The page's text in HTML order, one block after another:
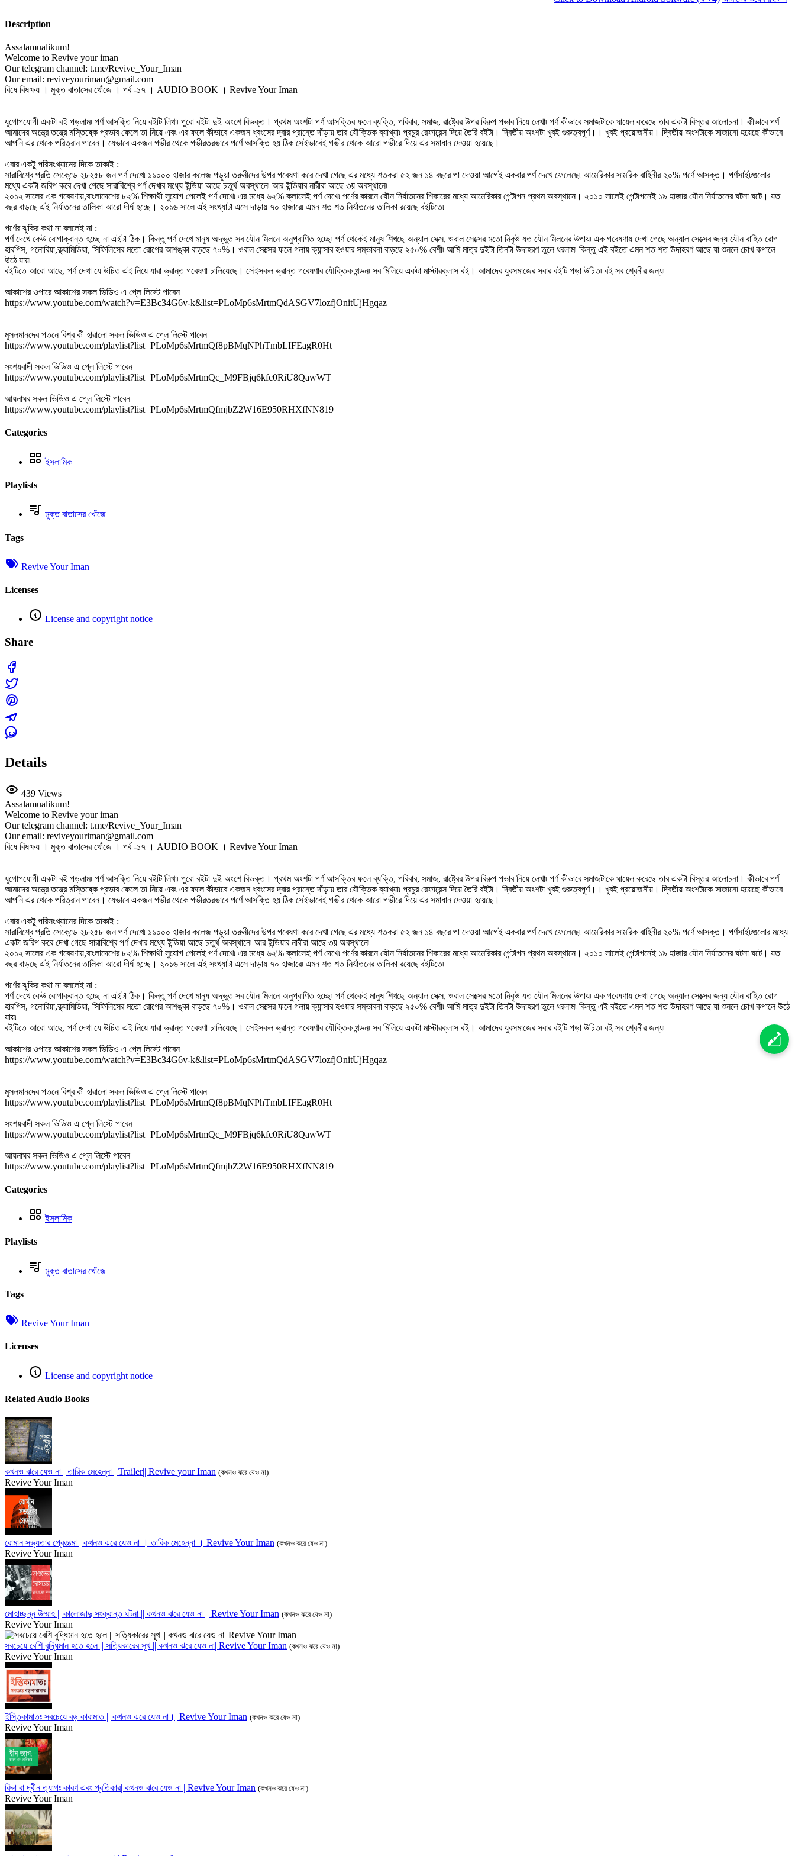
Description
Assalamualikum!
Welcome to Revive your iman
Our telegram channel: t.me/Revive_Your_Iman
Our email: reviveyouriman@gmail.com
বিষে বিষক্ষয় । মুক্ত বাতাসের খোঁজে । পর্ব -১৭ । AUDIO BOOK । Revive Your Iman
যুগোপযোগী একটা বই পড়লাম৷ পর্ণ আসক্তি নিয়ে বইটি লিখা৷ পুরো বইটা দুই অংশে বিভক্ত। প্রথম অংশটা পর্ণ আসক্তির ফলে ব্যক্তি, পরিবার, সমাজ, রাষ্ট্রের উপর বিরুপ পভাব নিয়ে লেখা৷ পর্ণ কীভাবে সমাজটাকে ঘায়েল করেছে তার একটা বিস্তর আলোচনা। কীভাবে পর্ণ
আমাদের অন্ত্রে তন্ত্রে মস্তিষ্কে প্রভাব ফেলে তা নিয়ে এবং এর ফলে কীভাবে একজন ধ্বংসের দ্বার প্রান্তে দাঁড়ায় তার যৌক্তিক ব্যাখ্যা৷ প্রচুর রেফারেন্স দিয়ে তৈরি বইটা। দ্বিতীয় অংশটা খুবই গুরুত্বপূর্ণ।। খুবই প্রয়োজনীয়। দ্বিতীয় অংশটাকে সাজানো হয়েছে কীভাবে
আপনি এর থেকে পরিত্রান পাবেন। যেভাবে একজন গভীর থেকে গভীরতরভাবে পর্ণে আসক্তি হয় ঠিক সেইভাবেই গভীর থেকে আরো গভীরে দিয়ে এর সমাধান দেওয়া হয়েছে।
এবার একটু পরিসংখ্যানের দিকে তাকাই :
সারাবিশ্বে প্রতি সেকেন্ডে ২৮২৫৮ জন পর্ণ দেখে৷ ১১০০০ হাজার কলেজ পড়ুয়া তরুনীদের উপর গবেষণা করে দেখা গেছে এর মধ্যে শতকরা ৫২ জন ১৪ বছরে পা দেওয়া আগেই একবার পর্ণ দেখে ফেলেছে৷ আমেরিকার সামরিক বাহিনীর ২০% পর্ণে আসক্ত। পর্ণসাইটগুলোর
মধ্যে একটা জরিপ করে দেখা গেছে সারাবিশ্বে পর্ণ দেখার মধ্যে ইন্ডিয়া আছে চতুর্থ অবস্থানে৷ আর ইন্ডিয়ার নারীরা আছে ৩য় অবস্থানে৷
২০১২ সালের এক গবেষণায়,বাংলাদেশের ৮২% শিক্ষার্থী সুযোগ পেলেই পর্ণ দেখে৷ এর মধ্যে ৬২% ক্লাসেই পর্ণ দেখে৷ পর্ণের কারনে যৌন নির্যাতনের শিকারের মধ্যে আমেরিকার পেন্টাগন প্রথম অবস্থানে। ২০১০ সালেই পেন্টাগনেই ১৯ হাজার যৌন নির্যাতনের ঘটনা ঘটে। যত
বছর বাড়ছে এই নির্যাতনের তালিকা আরো দীর্ঘ হচ্ছে। ২০১৬ সালে এই সংখ্যাটা এসে দাড়ায় ৭০ হাজারে৷ এমন শত শত নির্যাতনের তালিকা রয়েছে বইটিতে৷
পর্ণের ঝুকির কথা না বললেই না :
পর্ণ দেখে কেউ রোগাক্রান্ত হচ্ছে না এইটা ঠিক। কিন্তু পর্ণ দেখে মানুষ অদ্ভুত সব যৌন মিলনে অনুপ্রাণিত হচ্ছে৷ পর্ণ থেকেই মানুষ শিখছে অন্যাল সেক্স, ওরাল সেক্সের মতো নিকৃষ্ট যত যৌন মিলনের উপায়৷ এক গবেষণায় দেখা গেছে অন্যাল সেক্সের জন্য যৌন বাহিত রোগ
হারপিস, গনোরিয়া,ক্ল্যামিডিয়া, সিফিলিসের মতো রোগের আশঙ্কা বাড়ছে ৭০%। ওরাল সেক্সের ফলে গলায় ক্যান্সার হওয়ার সম্ভাবনা বাড়ছে ২৫০% বেশী৷ আমি মাত্র দুইটা তিনটা উদাহরণ তুলে ধরলাম৷ কিন্তু এই বইতে এমন শত শত উদাহরণ আছে যা শুনলে চোখ কপালে
উঠে যায়৷
বইটিতে আরো আছে, পর্ণ দেখা যে উচিত এই নিয়ে যারা ভ্রান্ত গবেষণা চালিয়েছে। সেইসকল ভ্রান্ত গবেষণার যৌক্তিক খন্ডন৷ সব মিলিয়ে একটা মাস্টারক্লাস বই। আমাদের যুবসমাজের সবার বইটি পড়া উচিত৷ বই সব শ্রেনীর জন্য৷
আকাশের ওপারে আকাশের সকল ভিডিও এ প্লে লিস্টে পাবেন
https://www.youtube.com/watch?v=E3Bc34G6v-k&list=PLoMp6sMrtmQdASGV7lozfjOnitUjHgqaz
মুসলমানদের পতনে বিশ্ব কী হারালো সকল ভিডিও এ প্লে লিস্টে পাবেন
https://www.youtube.com/playlist?list=PLoMp6sMrtmQf8pBMqNPhTmbLIFEagR0Ht
সংশয়বাদী সকল ভিডিও এ প্লে লিস্টে পাবেন
https://www.youtube.com/playlist?list=PLoMp6sMrtmQc_M9FBjq6kfc0RiU8QawWT
আয়নাঘর সকল ভিডিও এ প্লে লিস্টে পাবেন
https://www.youtube.com/playlist?list=PLoMp6sMrtmQfmjbZ2W16E950RHXfNN819
Categories
ইসলামিক
Playlists
মুক্ত বাতাসের খোঁজে
Tags
Revive Your Iman
Licenses
License and copyright notice
Share
Details
439 Views
Assalamualikum!
Welcome to Revive your iman
Our telegram channel: t.me/Revive_Your_Iman
Our email: reviveyouriman@gmail.com
বিষে বিষক্ষয় । মুক্ত বাতাসের খোঁজে । পর্ব -১৭ । AUDIO BOOK । Revive Your Iman
যুগোপযোগী একটা বই পড়লাম৷ পর্ণ আসক্তি নিয়ে বইটি লিখা৷ পুরো বইটা দুই অংশে বিভক্ত। প্রথম অংশটা পর্ণ আসক্তির ফলে ব্যক্তি, পরিবার, সমাজ, রাষ্ট্রের উপর বিরুপ পভাব নিয়ে লেখা৷ পর্ণ কীভাবে সমাজটাকে ঘায়েল করেছে তার একটা বিস্তর আলোচনা। কীভাবে পর্ণ
আমাদের অন্ত্রে তন্ত্রে মস্তিষ্কে প্রভাব ফেলে তা নিয়ে এবং এর ফলে কীভাবে একজন ধ্বংসের দ্বার প্রান্তে দাঁড়ায় তার যৌক্তিক ব্যাখ্যা৷ প্রচুর রেফারেন্স দিয়ে তৈরি বইটা। দ্বিতীয় অংশটা খুবই গুরুত্বপূর্ণ।। খুবই প্রয়োজনীয়। দ্বিতীয় অংশটাকে সাজানো হয়েছে কীভাবে
আপনি এর থেকে পরিত্রান পাবেন। যেভাবে একজন গভীর থেকে গভীরতরভাবে পর্ণে আসক্তি হয় ঠিক সেইভাবেই গভীর থেকে আরো গভীরে দিয়ে এর সমাধান দেওয়া হয়েছে।
এবার একটু পরিসংখ্যানের দিকে তাকাই :
সারাবিশ্বে প্রতি সেকেন্ডে ২৮২৫৮ জন পর্ণ দেখে৷ ১১০০০ হাজার কলেজ পড়ুয়া তরুনীদের উপর গবেষণা করে দেখা গেছে এর মধ্যে শতকরা ৫২ জন ১৪ বছরে পা দেওয়া আগেই একবার পর্ণ দেখে ফেলেছে৷ আমেরিকার সামরিক বাহিনীর ২০% পর্ণে আসক্ত। পর্ণসাইটগুলোর মধ্যে
একটা জরিপ করে দেখা গেছে সারাবিশ্বে পর্ণ দেখার মধ্যে ইন্ডিয়া আছে চতুর্থ অবস্থানে৷ আর ইন্ডিয়ার নারীরা আছে ৩য় অবস্থানে৷
২০১২ সালের এক গবেষণায়,বাংলাদেশের ৮২% শিক্ষার্থী সুযোগ পেলেই পর্ণ দেখে৷ এর মধ্যে ৬২% ক্লাসেই পর্ণ দেখে৷ পর্ণের কারনে যৌন নির্যাতনের শিকারের মধ্যে আমেরিকার পেন্টাগন প্রথম অবস্থানে। ২০১০ সালেই পেন্টাগনেই ১৯ হাজার যৌন নির্যাতনের ঘটনা ঘটে। যত
বছর বাড়ছে এই নির্যাতনের তালিকা আরো দীর্ঘ হচ্ছে। ২০১৬ সালে এই সংখ্যাটা এসে দাড়ায় ৭০ হাজারে৷ এমন শত শত নির্যাতনের তালিকা রয়েছে বইটিতে৷
পর্ণের ঝুকির কথা না বললেই না :
পর্ণ দেখে কেউ রোগাক্রান্ত হচ্ছে না এইটা ঠিক। কিন্তু পর্ণ দেখে মানুষ অদ্ভুত সব যৌন মিলনে অনুপ্রাণিত হচ্ছে৷ পর্ণ থেকেই মানুষ শিখছে অন্যাল সেক্স, ওরাল সেক্সের মতো নিকৃষ্ট যত যৌন মিলনের উপায়৷ এক গবেষণায় দেখা গেছে অন্যাল সেক্সের জন্য যৌন বাহিত রোগ
হারপিস, গনোরিয়া,ক্ল্যামিডিয়া, সিফিলিসের মতো রোগের আশঙ্কা বাড়ছে ৭০%। ওরাল সেক্সের ফলে গলায় ক্যান্সার হওয়ার সম্ভাবনা বাড়ছে ২৫০% বেশী৷ আমি মাত্র দুইটা তিনটা উদাহরণ তুলে ধরলাম৷ কিন্তু এই বইতে এমন শত শত উদাহরণ আছে যা শুনলে চোখ কপালে উঠে
যায়৷
বইটিতে আরো আছে, পর্ণ দেখা যে উচিত এই নিয়ে যারা ভ্রান্ত গবেষণা চালিয়েছে। সেইসকল ভ্রান্ত গবেষণার যৌক্তিক খন্ডন৷ সব মিলিয়ে একটা মাস্টারক্লাস বই। আমাদের যুবসমাজের সবার বইটি পড়া উচিত৷ বই সব শ্রেনীর জন্য৷
আকাশের ওপারে আকাশের সকল ভিডিও এ প্লে লিস্টে পাবেন
https://www.youtube.com/watch?v=E3Bc34G6v-k&list=PLoMp6sMrtmQdASGV7lozfjOnitUjHgqaz
মুসলমানদের পতনে বিশ্ব কী হারালো সকল ভিডিও এ প্লে লিস্টে পাবেন
https://www.youtube.com/playlist?list=PLoMp6sMrtmQf8pBMqNPhTmbLIFEagR0Ht
সংশয়বাদী সকল ভিডিও এ প্লে লিস্টে পাবেন
https://www.youtube.com/playlist?list=PLoMp6sMrtmQc_M9FBjq6kfc0RiU8QawWT
আয়নাঘর সকল ভিডিও এ প্লে লিস্টে পাবেন
https://www.youtube.com/playlist?list=PLoMp6sMrtmQfmjbZ2W16E950RHXfNN819
Categories
ইসলামিক
Playlists
মুক্ত বাতাসের খোঁজে
Tags
Revive Your Iman
Licenses
License and copyright notice
Related Audio Books
কখনও ঝরে যেও না | তারিক মেহেন্না | Trailer|| Revive your Iman (কখনও ঝরে যেও না)
Revive Your Iman
রোমান সভ্যতার প্রেতাত্মা | কখনও ঝরে যেও না । তারিক মেহেন্না । Revive Your Iman (কখনও ঝরে যেও না)
Revive Your Iman
মোহাচ্ছন্ন উম্মাহ || কালোজাদু সংক্রান্ত ঘটনা || কখনও ঝরে যেও না || Revive Your Iman (কখনও ঝরে যেও না)
Revive Your Iman
সবচেয়ে বেশি বুদ্ধিমান হতে হলে || সত্যিকারের সূখ || কখনও ঝরে যেও না| Revive Your Iman (কখনও ঝরে যেও না)
Revive Your Iman
ইস্তিকামাতঃ সবচেয়ে বড় কারামাত || কখনও ঝরে যেও না।| Revive Your Iman (কখনও ঝরে যেও না)
Revive Your Iman
রিদ্দা বা দ্বীন ত্যাগঃ কারণ এবং প্রতিকার| কখনও ঝরে যেও না | Revive Your Iman (কখনও ঝরে যেও না)
Revive Your Iman